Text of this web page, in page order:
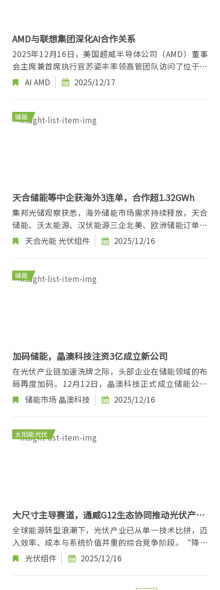
AMD与联想集团深化AI合作关系
2025年12月16日，美国超威半导体公司（AMD）董事
会主席兼首席执行官苏姿丰率领高管团队访问了位于北
京的联想集团全球总部。这次访问标志着两家公司在...
AI AMD 2025/12/17
储能
天合储能等中企获海外3连单，合作超1.32GWh
集邦光储观察获悉，海外储能市场需求持续释放，天合
储能、沃太能源、汉伏能源三企北美、欧洲储能订单先
后传来新进度，覆盖超1GWh级的储能项目合作。...
天合光能 光伏组件 2025/12/16
储能
加码储能，晶澳科技注资3亿成立新公司
在光伏产业链加速洗牌之际，头部企业在储能领域的布
局再度加码。12月12日，晶澳科技正式成立储能公司
——北京晶澳储能科技有限公司，注册资本高达3亿元...
储能市场 晶澳科技 2025/12/16
太阳能光伏
大尺寸主导赛道，通威G12生态协同推动光伏产业
价值跃升
全球能源转型浪潮下，光伏产业已从单一技术比拼，迈
入效率、成本与系统价值并重的综合竞争阶段。“降本
增效”始终是贯穿全产业链的核心命题，而尺寸升级...
光伏组件 2025/12/16